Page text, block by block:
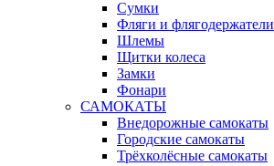
Сумки
Фляги и флягодержатели
Шлемы
Щитки колеса
Замки
Фонари
САМОКАТЫ
Внедорожные самокаты
Городские самокаты
Трёхколёсные самокаты